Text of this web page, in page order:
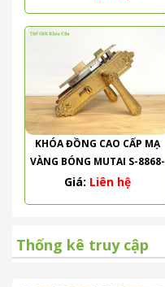
KHÓA ĐỒNG CAO CẤP MẠ
VÀNG BÓNG MUTAI S-8868-
PVD
Giá: Liên hệ
Thống kê truy cập